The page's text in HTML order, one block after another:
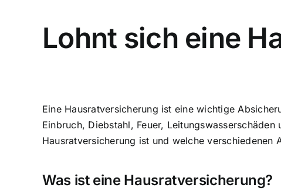
Lohnt sich eine
Eine Hausratversicherung ist eine wichtige
Einbruch, Diebstahl, Feuer,
Hausratversicherung ist und welche verschiedenen
Was ist eine Hausratversicherung?